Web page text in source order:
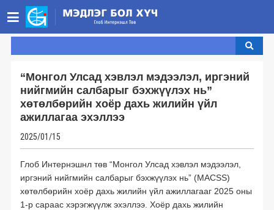
Бидний тухай ▾
Танилцуулга
ТББ код
Юу хийдэг вэ? ▾
Үйл ажиллагааны хэлбэр
Тэмдэглэлт өдрүүд
Хамтрагч байгууллагууд
МЭДЭЭ
ХУУЛИУД ▾
Мэдээллийн эрх чөлөө
Хэвлэл мэдээллийн эрх чөлөө
Үзэл бодлоо илэрхийлэх эрх чөлөө
Мэдээллийн эрх чөлөө
“Монгол Улсад хэвлэл мэдээлэл, иргэний
нийгмийн салбарыг бэхжүүлэх нь”
хөтөлбөрийн хоёр дахь жилийн үйл
ажиллагаа эхэллээ
2025/01/15
Глоб Интернэшнл төв “Монгол Улсад хэвлэл мэдээлэл,
иргэний нийгмийн салбарыг бэхжүүлэх нь” (MACSS)
хөтөлбөрийн хоёр дахь жилийн үйл ажиллагааг 2025 оны
1-р сараас хэрэгжүүлж эхэллээ. Хоёр дахь жилийн